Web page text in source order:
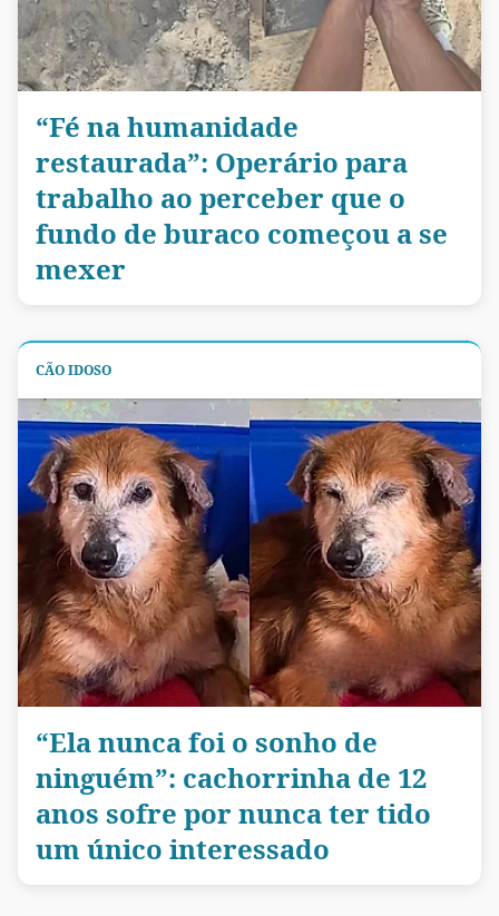
“Fé na humanidade
restaurada”: Operário para
trabalho ao perceber que o
fundo de buraco começou a se
mexer
CÃO IDOSO
“Ela nunca foi o sonho de
ninguém”: cachorrinha de 12
anos sofre por nunca ter tido
um único interessado